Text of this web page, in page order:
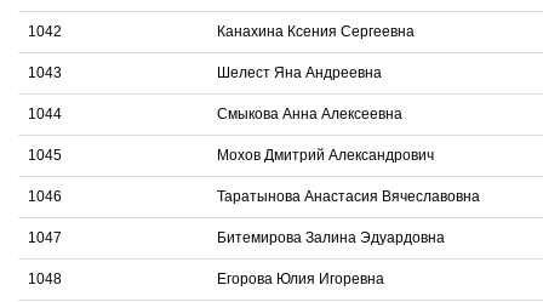
1042 Канахина Ксения Сергеевна
1043 Шелест Яна Андреевна
1044 Смыкова Анна Алексеевна
1045 Мохов Дмитрий Александрович
1046 Таратынова Анастасия Вячеславовна
1047 Битемирова Залина Эдуардовна
1048 Егорова Юлия Игоревна